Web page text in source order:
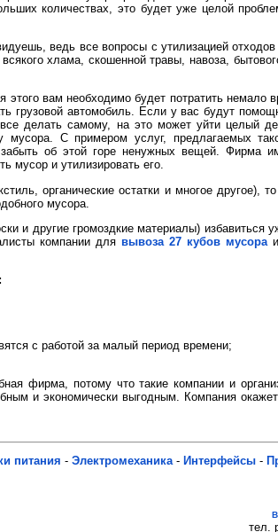
количествах, это будет уже целой
ведь все вопросы с утилизацией
хлама, скошенной травы, навоза,
вам необходимо будет потратить немало
грузовой автомобиль. Если у вас будут
делать самому, на это может уйти целый
С примером услуг, предлагаемых
об этой горе ненужных вещей. Фирма
мусор и утилизировать его.
органические остатки и многое другое),
мусора.
и другие громоздкие материалы) избавиться
компании для вывоза 27 кубов мусора
с работой за малый период времени;
фирма, потому что такие компании и
и экономически выгодным. Компания
питания - Электромеханика- Интерфейсы -
тел.